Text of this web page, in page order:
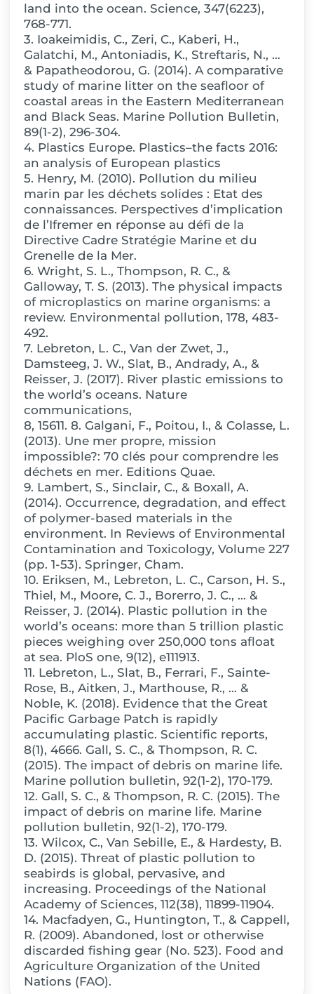
land into the ocean. Science, 347(6223),
768-771.
3. Ioakeimidis, C., Zeri, C., Kaberi, H.,
Galatchi, M., Antoniadis, K., Streftaris, N., …
& Papatheodorou, G. (2014). A comparative
study of marine litter on the seafloor of
coastal areas in the Eastern Mediterranean
and Black Seas. Marine Pollution Bulletin,
89(1-2), 296-304.
4. Plastics Europe. Plastics–the facts 2016:
an analysis of European plastics
5. Henry, M. (2010). Pollution du milieu
marin par les déchets solides : Etat des
connaissances. Perspectives d’implication
de l’Ifremer en réponse au défi de la
Directive Cadre Stratégie Marine et du
Grenelle de la Mer.
6. Wright, S. L., Thompson, R. C., &
Galloway, T. S. (2013). The physical impacts
of microplastics on marine organisms: a
review. Environmental pollution, 178, 483-
492.
7. Lebreton, L. C., Van der Zwet, J.,
Damsteeg, J. W., Slat, B., Andrady, A., &
Reisser, J. (2017). River plastic emissions to
the world’s oceans. Nature
communications,
8, 15611. 8. Galgani, F., Poitou, I., & Colasse, L.
(2013). Une mer propre, mission
impossible?: 70 clés pour comprendre les
déchets en mer. Editions Quae.
9. Lambert, S., Sinclair, C., & Boxall, A.
(2014). Occurrence, degradation, and effect
of polymer-based materials in the
environment. In Reviews of Environmental
Contamination and Toxicology, Volume 227
(pp. 1-53). Springer, Cham.
10. Eriksen, M., Lebreton, L. C., Carson, H. S.,
Thiel, M., Moore, C. J., Borerro, J. C., … &
Reisser, J. (2014). Plastic pollution in the
world’s oceans: more than 5 trillion plastic
pieces weighing over 250,000 tons afloat
at sea. PloS one, 9(12), e111913.
11. Lebreton, L., Slat, B., Ferrari, F., Sainte-
Rose, B., Aitken, J., Marthouse, R., … &
Noble, K. (2018). Evidence that the Great
Pacific Garbage Patch is rapidly
accumulating plastic. Scientific reports,
8(1), 4666. Gall, S. C., & Thompson, R. C.
(2015). The impact of debris on marine life.
Marine pollution bulletin, 92(1-2), 170-179.
12. Gall, S. C., & Thompson, R. C. (2015). The
impact of debris on marine life. Marine
pollution bulletin, 92(1-2), 170-179.
13. Wilcox, C., Van Sebille, E., & Hardesty, B.
D. (2015). Threat of plastic pollution to
seabirds is global, pervasive, and
increasing. Proceedings of the National
Academy of Sciences, 112(38), 11899-11904.
14. Macfadyen, G., Huntington, T., & Cappell,
R. (2009). Abandoned, lost or otherwise
discarded fishing gear (No. 523). Food and
Agriculture Organization of the United
Nations (FAO).